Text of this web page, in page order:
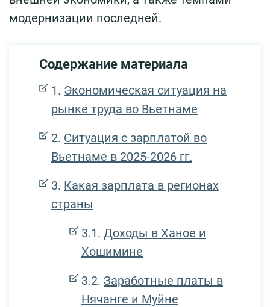
модернизации последней.
Содержание материала
Экономическая ситуация на
рынке труда во Вьетнаме
Ситуация с зарплатой во
Вьетнаме в 2025-2026 гг.
Какая зарплата в регионах
страны
Доходы в Ханое и
Хошимине
Заработные платы в
Нячанге и Муйне